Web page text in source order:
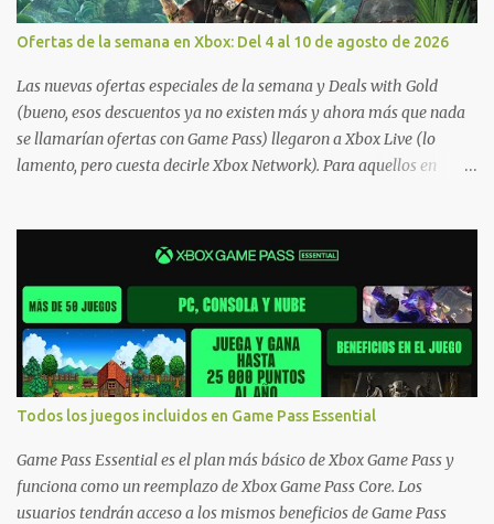
Ofertas de la semana en Xbox: Del 4 al 10 de agosto de 2026
Las nuevas ofertas especiales de la semana y Deals with Gold
(bueno, esos descuentos ya no existen más y ahora más que nada
se llamarían ofertas con Game Pass) llegaron a Xbox Live (lo
lamento, pero cuesta decirle Xbox Network). Para aquellos en
jugarlos y mantener un progreso compartido en Windows PC y
Xbox, y tenemos un listado de juegos compatibles por acá . ¿Aún
necesitas una mano con las compras? Tenemos un tutorial extenso
o en vídeo para que se quiten todas las dudas generales de cómo
hacer compras en Xbox . Podes consultar un listado más completo
de promociones desde xbox.com. El post puede tener
actualizaciones regulares o cambios ante cualquier error. Ofertas
- Argentina Ofertas - Chile Ofertas - Colombia Ofertas - México
Ofertas - Estados Unidos Ofertas - España Todas las ofertas de
Xbox One también aplican a Xbox Series, a excepción de los jue...
Todos los juegos incluidos en Game Pass Essential
Game Pass Essential es el plan más básico de Xbox Game Pass y
funciona como un reemplazo de Xbox Game Pass Core. Los
usuarios tendrán acceso a los mismos beneficios de Game Pass